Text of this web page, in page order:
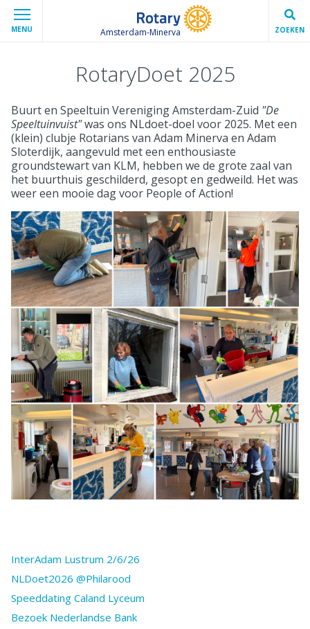
MENU Amsterdam-Minerva ZOEKEN
RotaryDoet 2025
Buurt en Speeltuin Vereniging Amsterdam-Zuid "De
Speeltuinvuist"was ons NLdoet-doel voor 2025. Met een
(klein) clubje Rotarians van Adam Minerva en Adam
Sloterdijk, aangevuld met een enthousiaste
groundstewart van KLM, hebben we de grote zaal van
het buurthuis geschilderd, gesopt en gedweild. Het was
weer een mooie dag voor People of Action!
InterAdam Lustrum 2/6/26
NLDoet2026 @Philarood
Speeddating Caland Lyceum
Bezoek Nederlandse Bank